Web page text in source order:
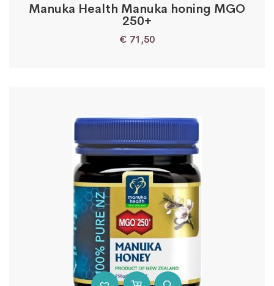
Manuka Health Manuka honing MGO
250+
€ 71,50